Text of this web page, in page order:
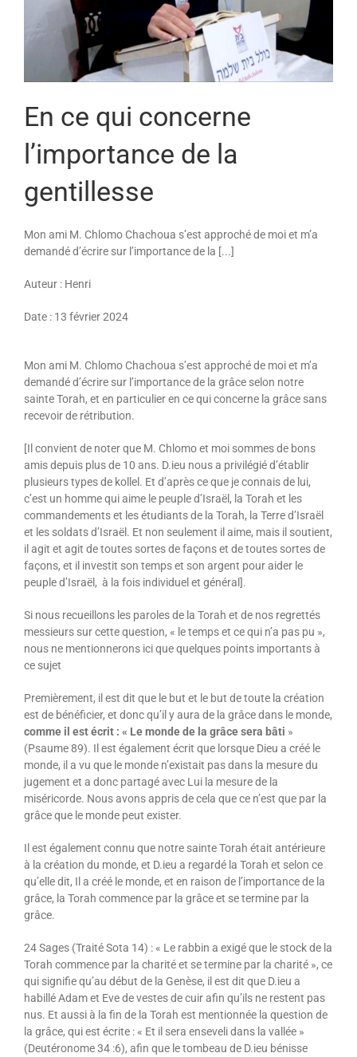
En ce qui concerne
l’importance de la
gentillesse
Mon ami M. Chlomo Chachoua s’est approché de moi et m’a
demandé d’écrire sur l’importance de la [...]
Auteur : Henri
Date : 13 février 2024
Mon ami M. Chlomo Chachoua s’est approché de moi et m’a
demandé d’écrire sur l’importance de la grâce selon notre
sainte Torah, et en particulier en ce qui concerne la grâce sans
recevoir de rétribution.
[Il convient de noter que M. Chlomo et moi sommes de bons
amis depuis plus de 10 ans. D.ieu nous a privilégié d’établir
plusieurs types de kollel. Et d’après ce que je connais de lui,
c’est un homme qui aime le peuple d’Israël, la Torah et les
commandements et les étudiants de la Torah, la Terre d’Israël
et les soldats d’Israël. Et non seulement il aime, mais il soutient,
il agit et agit de toutes sortes de façons et de toutes sortes de
façons, et il investit son temps et son argent pour aider le
peuple d’Israël, à la fois individuel et général].
Si nous recueillons les paroles de la Torah et de nos regrettés
messieurs sur cette question, « le temps et ce qui n’a pas pu »,
nous ne mentionnerons ici que quelques points importants à
ce sujet
Premièrement, il est dit que le but et le but de toute la création
est de bénéficier, et donc qu’il y aura de la grâce dans le monde,
comme il est écrit : « Le monde de la grâce sera bâti »
(Psaume 89). Il est également écrit que lorsque Dieu a créé le
monde, il a vu que le monde n’existait pas dans la mesure du
jugement et a donc partagé avec Lui la mesure de la
miséricorde. Nous avons appris de cela que ce n’est que par la
grâce que le monde peut exister.
Il est également connu que notre sainte Torah était antérieure
à la création du monde, et D.ieu a regardé la Torah et selon ce
qu’elle dit, Il a créé le monde, et en raison de l’importance de la
grâce, la Torah commence par la grâce et se termine par la
grâce.
24 Sages (Traité Sota 14) : « Le rabbin a exigé que le stock de la
Torah commence par la charité et se termine par la charité », ce
qui signifie qu’au début de la Genèse, il est dit que D.ieu a
habillé Adam et Eve de vestes de cuir afin qu’ils ne restent pas
nus. Et aussi à la fin de la Torah est mentionnée la question de
la grâce, qui est écrite : « Et il sera enseveli dans la vallée »
(Deutéronome 34 :6), afin que le tombeau de D.ieu bénisse